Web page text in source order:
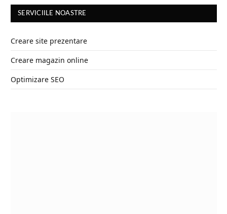
SERVICIILE NOASTRE
Creare site prezentare
Creare magazin online
Optimizare SEO